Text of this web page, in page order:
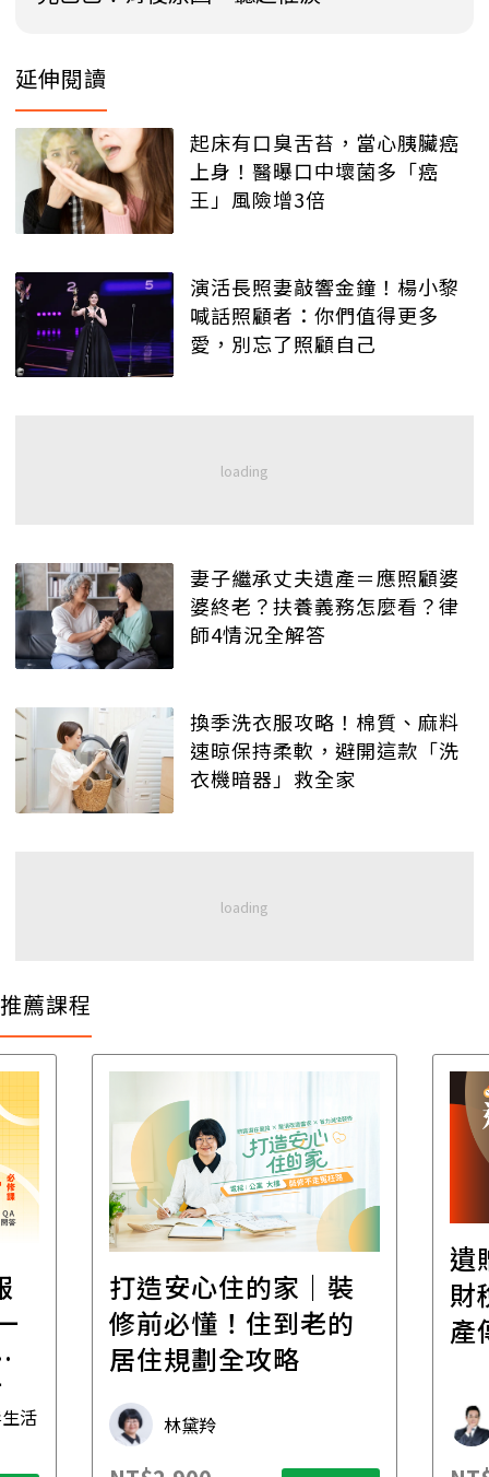
延伸閱讀
起床有口臭舌苔，當心胰臟癌
上身！醫曝口中壞菌多「癌
王」風險增3倍
演活長照妻敲響金鐘！楊小黎
喊話照顧者：你們值得更多
愛，別忘了照顧自己
妻子繼承丈夫遺產＝應照顧婆
婆終老？扶養義務怎麼看？律
師4情況全解答
換季洗衣服攻略！棉質、麻料
速晾保持柔軟，避開這款「洗
衣機暗器」救全家
推薦課程
活
打造安心住的家｜裝
修前必懂！住到老的
居住規劃全攻略
林黛羚
遺
財
產